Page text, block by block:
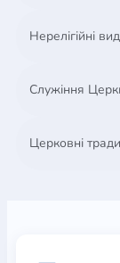
Нерелігійні
Служіння
Церковні